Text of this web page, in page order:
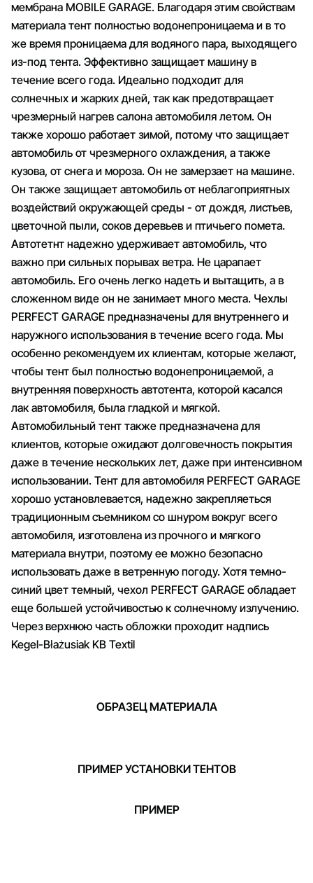
мембрана MOBILE GARAGE. Благодаря этим свойствам
материала тент полностью водонепроницаема и в то
же время проницаема для водяного пара, выходящего
из-под тента. Эффективно защищает машину в
течение всего года. Идеально подходит для
солнечных и жарких дней, так как предотвращает
чрезмерный нагрев салона автомобиля летом. Он
также хорошо работает зимой, потому что защищает
автомобиль от чрезмерного охлаждения, а также
кузова, от снега и мороза. Он не замерзает на машине.
Он также защищает автомобиль от неблагоприятных
воздействий окружающей среды - от дождя, листьев,
цветочной пыли, соков деревьев и птичьего помета.
Автотетнт надежно удерживает автомобиль, что
важно при сильных порывах ветра. Не царапает
автомобиль. Его очень легко надеть и вытащить, а в
сложенном виде он не занимает много места. Чехлы
PERFECT GARAGE предназначены для внутреннего и
наружного использования в течение всего года. Мы
особенно рекомендуем их клиентам, которые желают,
чтобы тент был полностью водонепроницаемой, а
внутренняя поверхность автотента, которой касался
лак автомобиля, была гладкой и мягкой.
Автомобильный тент также предназначена для
клиентов, которые ожидают долговечность покрытия
даже в течение нескольких лет, даже при интенсивном
использовании. Тент для автомобиля PERFECT GARAGE
хорошо установлевается, надежно закрепляеться
традиционным съемником со шнуром вокруг всего
автомобиля, изготовлена из прочного и мягкого
материала внутри, поэтому ее можно безопасно
использовать даже в ветренную погоду. Хотя темно-
синий цвет темный, чехол PERFECT GARAGE обладает
еще большей устойчивостью к солнечному излучению.
Через верхнюю часть обложки проходит надпись
Kegel-Błażusiak KB Textil
ОБРАЗЕЦ МАТЕРИАЛА
ПРИМЕР УСТАНОВКИ ТЕНТОВ
ПРИМЕР